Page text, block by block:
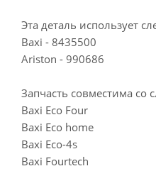
Эта деталь использует
Baxi - 8435500
Ariston - 990686
Запчасть совместима
Baxi Eco Four
Baxi Eco home
Baxi Eco-4s
Baxi Fourtech